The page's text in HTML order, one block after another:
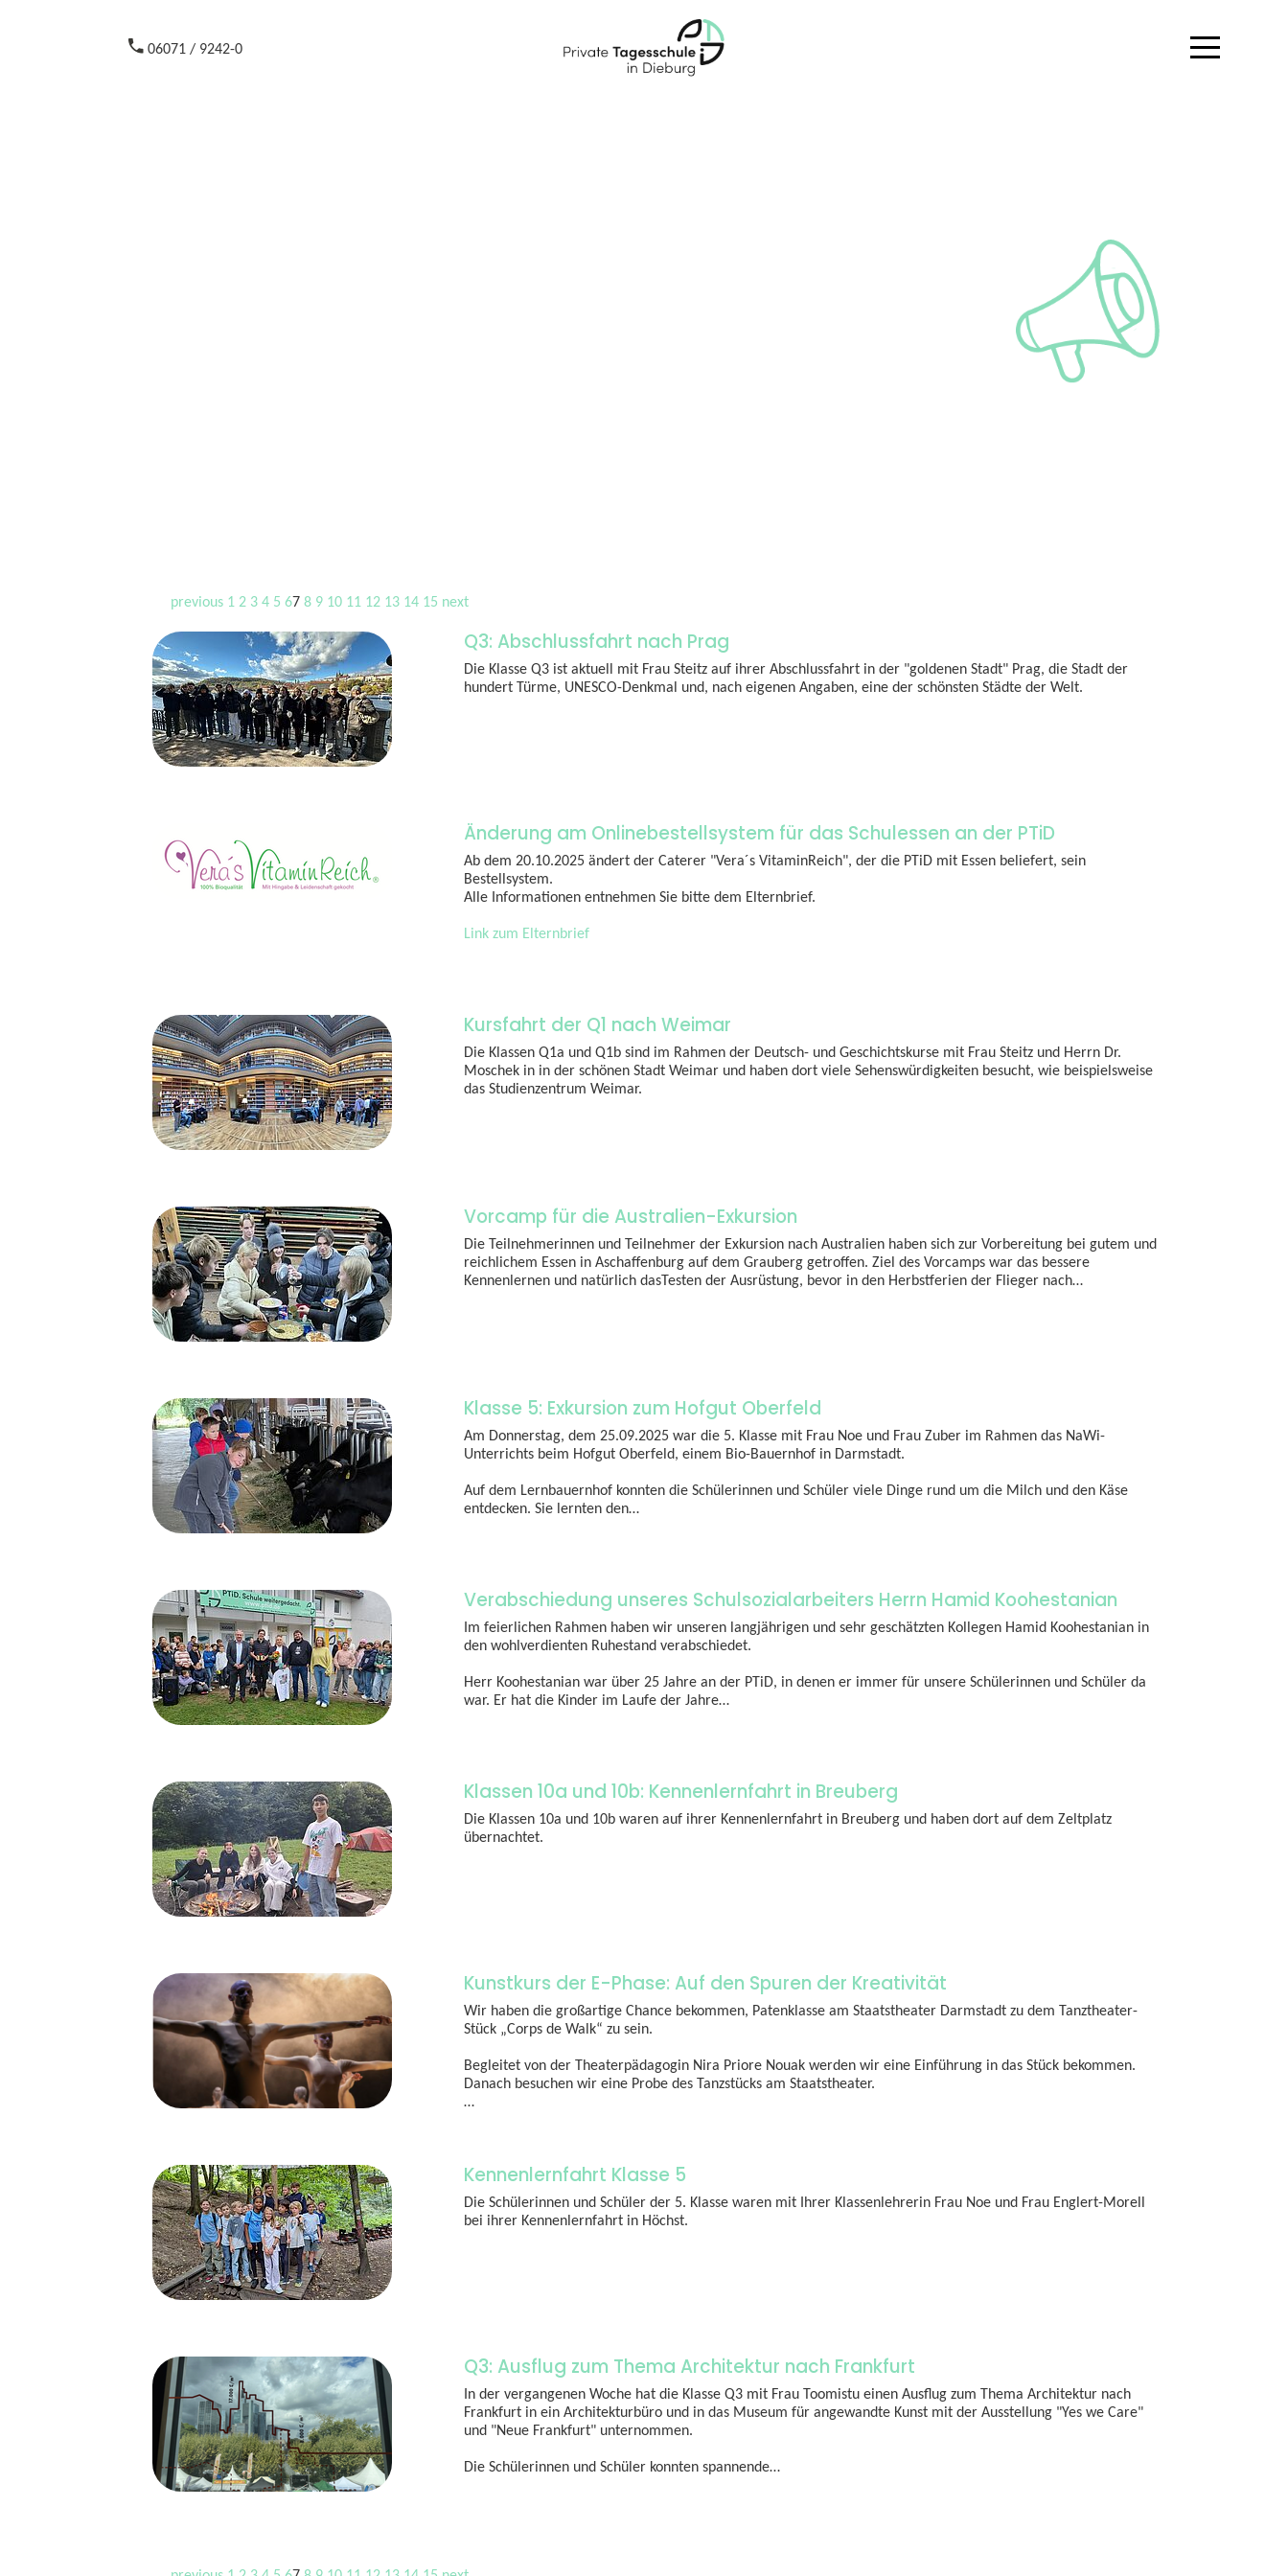
06071 / 9242-0
previous 1 2 3 4 5 67 8 9 10 11 12 13 14 15 next
Q3: Abschlussfahrt nach Prag
Die Klasse Q3 ist aktuell mit Frau Steitz auf ihrer Abschlussfahrt in der "goldenen Stadt" Prag, die Stadt der
hundert Türme, UNESCO-Denkmal und, nach eigenen Angaben, eine der schönsten Städte der Welt.
Änderung am Onlinebestellsystem für das Schulessen an der PTiD
Ab dem 20.10.2025 ändert der Caterer "Vera´s VitaminReich", der die PTiD mit Essen beliefert, sein
Bestellsystem.
Alle Informationen entnehmen Sie bitte dem Elternbrief.
Link zum Elternbrief
Kursfahrt der Q1 nach Weimar
Die Klassen Q1a und Q1b sind im Rahmen der Deutsch- und Geschichtskurse mit Frau Steitz und Herrn Dr.
Moschek in in der schönen Stadt Weimar und haben dort viele Sehenswürdigkeiten besucht, wie beispielsweise
das Studienzentrum Weimar.
Vorcamp für die Australien-Exkursion
Die Teilnehmerinnen und Teilnehmer der Exkursion nach Australien haben sich zur Vorbereitung bei gutem und
reichlichem Essen in Aschaffenburg auf dem Grauberg getroffen. Ziel des Vorcamps war das bessere
Kennenlernen und natürlich dasTesten der Ausrüstung, bevor in den Herbstferien der Flieger nach…
Klasse 5: Exkursion zum Hofgut Oberfeld
Am Donnerstag, dem 25.09.2025 war die 5. Klasse mit Frau Noe und Frau Zuber im Rahmen das NaWi-
Unterrichts beim Hofgut Oberfeld, einem Bio-Bauernhof in Darmstadt.
Auf dem Lernbauernhof konnten die Schülerinnen und Schüler viele Dinge rund um die Milch und den Käse
entdecken. Sie lernten den…
Verabschiedung unseres Schulsozialarbeiters Herrn Hamid Koohestanian
Im feierlichen Rahmen haben wir unseren langjährigen und sehr geschätzten Kollegen Hamid Koohestanian in
den wohlverdienten Ruhestand verabschiedet.
Herr Koohestanian war über 25 Jahre an der PTiD, in denen er immer für unsere Schülerinnen und Schüler da
war. Er hat die Kinder im Laufe der Jahre…
Klassen 10a und 10b: Kennenlernfahrt in Breuberg
Die Klassen 10a und 10b waren auf ihrer Kennenlernfahrt in Breuberg und haben dort auf dem Zeltplatz
übernachtet.
Kunstkurs der E-Phase: Auf den Spuren der Kreativität
Wir haben die großartige Chance bekommen, Patenklasse am Staatstheater Darmstadt zu dem Tanztheater-
Stück „Corps de Walk“ zu sein.
Begleitet von der Theaterpädagogin Nira Priore Nouak werden wir eine Einführung in das Stück bekommen.
Danach besuchen wir eine Probe des Tanzstücks am Staatstheater.
…
Kennenlernfahrt Klasse 5
Die Schülerinnen und Schüler der 5. Klasse waren mit Ihrer Klassenlehrerin Frau Noe und Frau Englert-Morell
bei ihrer Kennenlernfahrt in Höchst.
Q3: Ausflug zum Thema Architektur nach Frankfurt
In der vergangenen Woche hat die Klasse Q3 mit Frau Toomistu einen Ausflug zum Thema Architektur nach
Frankfurt in ein Architekturbüro und in das Museum für angewandte Kunst mit der Ausstellung "Yes we Care"
und "Neue Frankfurt" unternommen.
Die Schülerinnen und Schüler konnten spannende…